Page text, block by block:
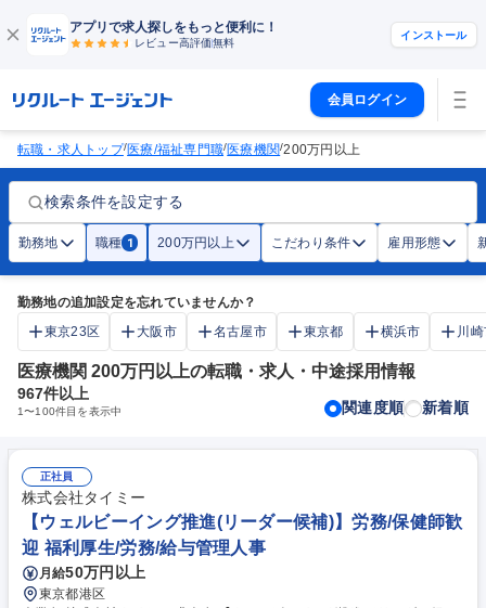
アプリで求人探しをもっと便利に！
レビュー高評価無料
インストール
会員ログイン
転職・求人トップ/医療/福祉専門職/医療機関/200万円以上
検索条件を設定する
勤務地 職種 1 200万円以上 こだわり条件 雇用形態
勤務地の追加設定を忘れていませんか？
東京23区
大阪市 名古屋市 東京都 横浜市 川
医療機関 200万円以上の転職・求人・中途採用情報
967件以上
1〜100件目を表示中 関連度順 新着順
正社員
株式会社タイミー
【ウェルビーイング推進(リーダー候補)】労務/保健師歓
迎 福利厚生/労務/給与管理人事
月給50万円以上
東京都港区